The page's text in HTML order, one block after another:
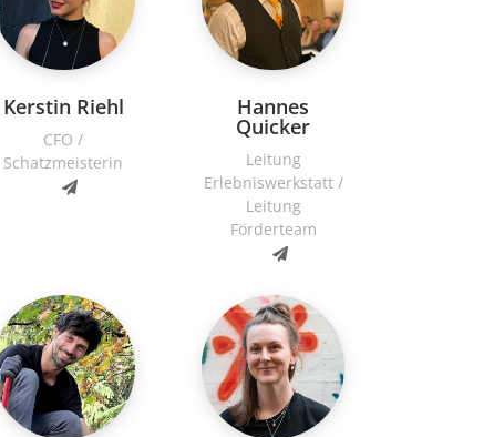
Kerstin Riehl
CFO /
Schatzmeisterin
Hannes
Quicker
Leitung
Erlebniswerkstatt /
Leitung
Förderteam